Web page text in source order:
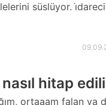
süslüyor.
hitap
ortaaam falan ya